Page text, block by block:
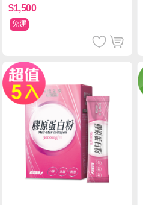
$1,500
免運